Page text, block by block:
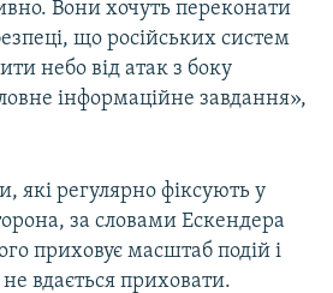
Вони хочуть переконати
що російських систем
небо від атак з боку
інформаційне завдання»,
які регулярно фіксують у
за словами Ескендера
приховує масштаб подій і
вдається приховати.